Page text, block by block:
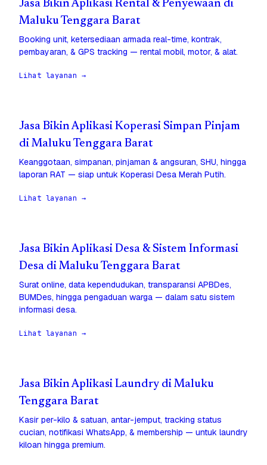
Jasa Bikin Aplikasi Rental & Penyewaan di
Maluku Tenggara Barat
Booking unit, ketersediaan armada real-time, kontrak,
pembayaran, & GPS tracking — rental mobil, motor, & alat.
Lihat layanan →
Jasa Bikin Aplikasi Koperasi Simpan Pinjam
di Maluku Tenggara Barat
Keanggotaan, simpanan, pinjaman & angsuran, SHU, hingga
laporan RAT — siap untuk Koperasi Desa Merah Putih.
Lihat layanan →
Jasa Bikin Aplikasi Desa & Sistem Informasi
Desa di Maluku Tenggara Barat
Surat online, data kependudukan, transparansi APBDes,
BUMDes, hingga pengaduan warga — dalam satu sistem
informasi desa.
Lihat layanan →
Jasa Bikin Aplikasi Laundry di Maluku
Tenggara Barat
Kasir per-kilo & satuan, antar-jemput, tracking status
cucian, notifikasi WhatsApp, & membership — untuk laundry
kiloan hingga premium.